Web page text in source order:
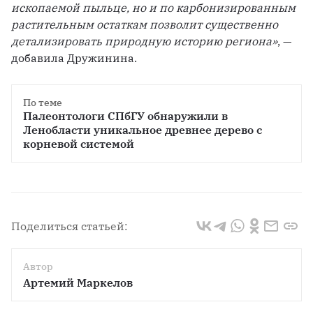
ископаемой пыльце, но и по карбонизированным
растительным остаткам позволит существенно
детализировать природную историю региона», —
добавила Дружинина.
По теме
Палеонтологи СПбГУ обнаружили в
Ленобласти уникальное древнее дерево с
корневой системой
Поделиться статьей:
Автор
Артемий Маркелов